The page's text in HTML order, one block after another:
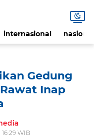
internasional nasional
Gedung
Inap
WIB